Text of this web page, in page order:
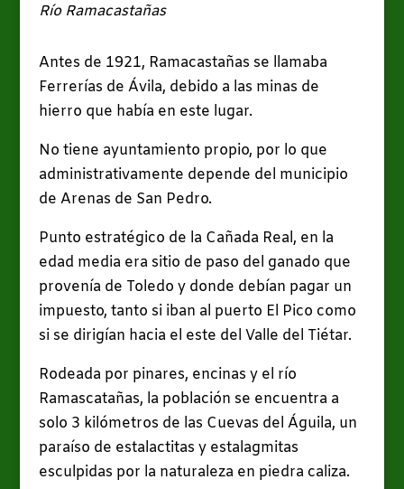
Río Ramacastañas
Antes de 1921, Ramacastañas se llamaba
Ferrerías de Ávila, debido a las minas de
hierro que había en este lugar.
No tiene ayuntamiento propio, por lo que
administrativamente depende del municipio
de Arenas de San Pedro.
Punto estratégico de la Cañada Real, en la
edad media era sitio de paso del ganado que
provenía de Toledo y donde debían pagar un
impuesto, tanto si iban al puerto El Pico como
si se dirigían hacia el este del Valle del Tiétar.
Rodeada por pinares, encinas y el río
Ramascatañas, la población se encuentra a
solo 3 kilómetros de las Cuevas del Águila, un
paraíso de estalactitas y estalagmitas
esculpidas por la naturaleza en piedra caliza.